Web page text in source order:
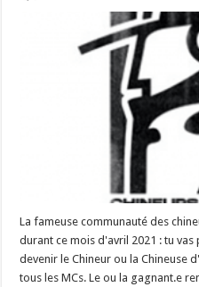
La fameuse communauté des
durant ce mois d'avril 2021 : tu
devenir le Chineur ou la Chineuse
tous les MCs. Le ou la gagnant.e